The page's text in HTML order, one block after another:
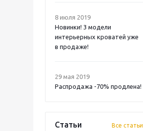
8 июля 2019
Новинки! 3 модели
интерьерных кроватей уже
в продаже!
29 мая 2019
Распродажа -70% продлена!
Статьи Все статьи